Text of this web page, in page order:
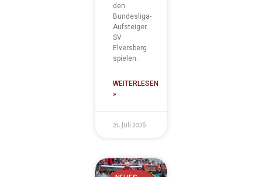
den
Bundesliga-
Aufsteiger
SV
Elversberg
spielen.
WEITERLESEN
»
21. Juli 2026